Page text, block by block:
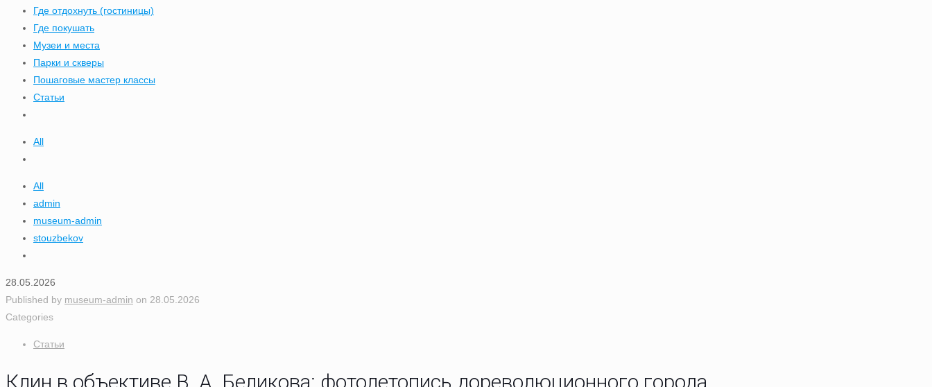
Где отдохнуть (гостиницы)
Где покушать
Музеи и места
Парки и скверы
Пошаговые мастер классы
Статьи
All
All
admin
museum-admin
stouzbekov
28.05.2026
Published by museum-admin on 28.05.2026
Categories
Статьи
Клин в объективе В. А. Беликова: фотолетопись дореволюционного города